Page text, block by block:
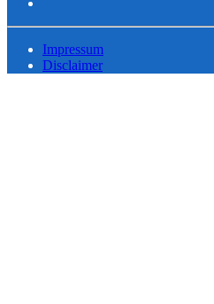
Impressum
Disclaimer